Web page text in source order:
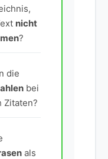
nicht
?
die
bei
Zitaten?
als